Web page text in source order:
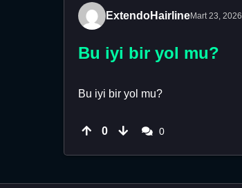
ExtendoHairlineMart 23, 2026
Bu iyi bir yol mu?
Bu iyi bir yol mu?
0 0